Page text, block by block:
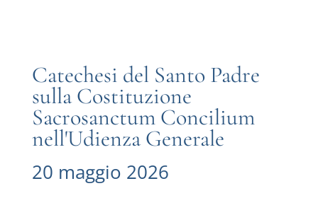
Catechesi del Santo Padre
sulla Costituzione
Sacrosanctum Concilium
nell'Udienza Generale
20 maggio 2026